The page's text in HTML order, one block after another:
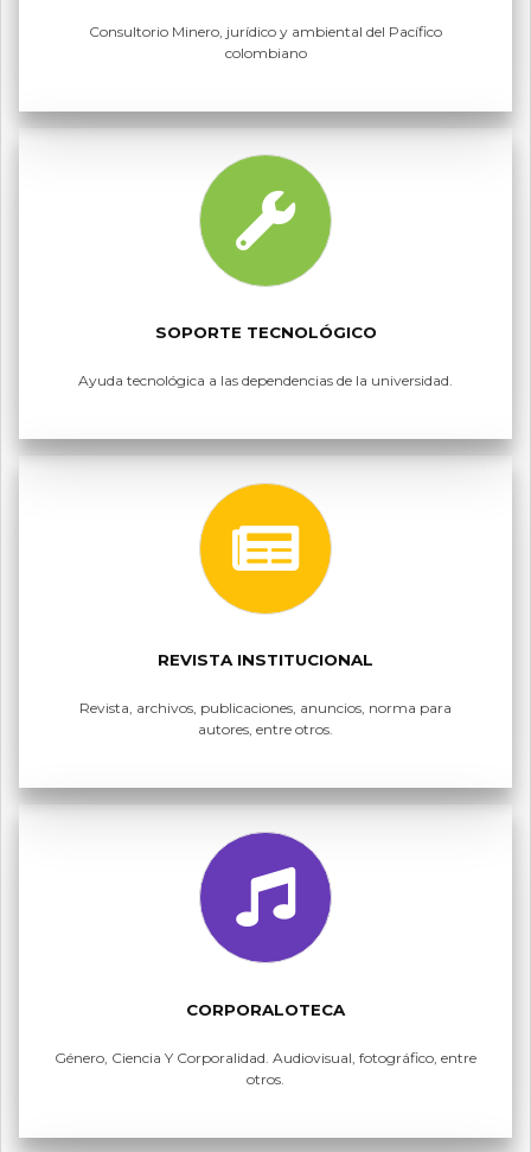
Consultorio Minero, jurídico y ambiental del Pacífico
colombiano
SOPORTE TECNOLÓGICO
Ayuda tecnológica a las dependencias de la universidad.
REVISTA INSTITUCIONAL
Revista, archivos, publicaciones, anuncios, norma para
autores, entre otros.
CORPORALOTECA
Género, Ciencia Y Corporalidad. Audiovisual, fotográfico, entre
otros.